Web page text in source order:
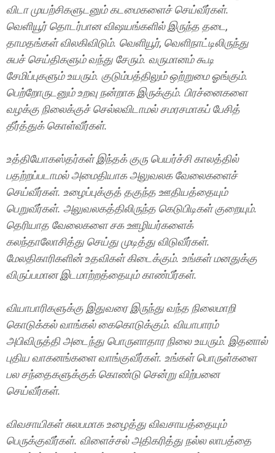
விடா முயற்சிகளுடனும் கடமைகளைச் செய்வீர்கள்.
வெளியூர் தொடர்பான விஷயங்களில் இருந்த தடை,
தாமதங்கள் விலகிவிடும். வெளியூர், வெளிநாட்டிலிருந்து
சுபச் செய்திகளும் வந்து சேரும். வருமானம் கூடி
சேமிப்புகளும் உயரும். குடும்பத்திலும் ஒற்றுமை ஓங்கும்.
பெற்றோருடனும் உறவு நன்றாக இருக்கும். பிரச்னைகளை
வழக்கு நிலைக்குச் செல்லவிடாமல் சமரசமாகப் பேசித்
தீர்த்துக் கொள்வீர்கள்.
உத்தியோகஸ்தர்கள் இந்தக் குரு பெயர்ச்சி காலத்தில்
பதற்றப்படாமல் அமைதியாக அலுவலக வேலைகளைச்
செய்வீர்கள். உழைப்புக்குத் தகுந்த ஊதியத்தையும்
பெறுவீர்கள். அலுவலகத்திலிருந்த கெடுபிடிகள் குறையும்.
தெரியாத வேலைகளை சக ஊழியர்களைக்
கலந்தாலோசித்து செய்து முடித்து விடுவீர்கள்.
மேலதிகாரிகளின் உதவிகள் கிடைக்கும். உங்கள் மனதுக்கு
விருப்பமான இடமாற்றத்தையும் காண்பீர்கள்.
வியாபாரிகளுக்கு இதுவரை இருந்து வந்த நிலைமாறி
கொடுக்கல் வாங்கல் கைகொடுக்கும். வியாபாரம்
அபிவிருத்தி அடைந்து பொருளாதார நிலை உயரும். இதனால்
புதிய வாகனங்களை வாங்குவீர்கள். உங்கள் பொருள்களை
பல சந்தைகளுக்குக் கொண்டு சென்று விற்பனை
செய்வீர்கள்.
விவசாயிகள் சுலபமாக உழைத்து விவசாயத்தையும்
பெருக்குவீர்கள். விளைச்சல் அதிகரித்து நல்ல லாபத்தை